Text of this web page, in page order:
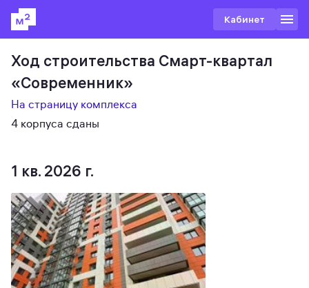
Кабинет
Ход строительства Смарт-квартал
«Современник»
На страницу комплекса
4 корпуса сданы
1 кв. 2026 г.